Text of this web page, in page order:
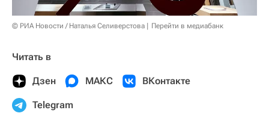
© РИА Новости / Наталья Селиверстова Перейти в медиабанк
Читать в
Дзен МАКС ВКонтакте
Telegram